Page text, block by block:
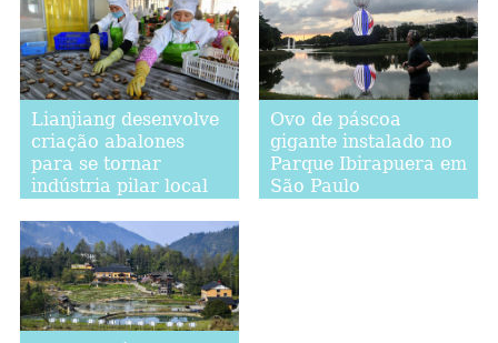
Lianjiang desenvolve
criação abalones
para se tornar
indústria pilar local
China
Ovo de páscoa
gigante instalado no
Parque Ibirapuera em
São Paulo